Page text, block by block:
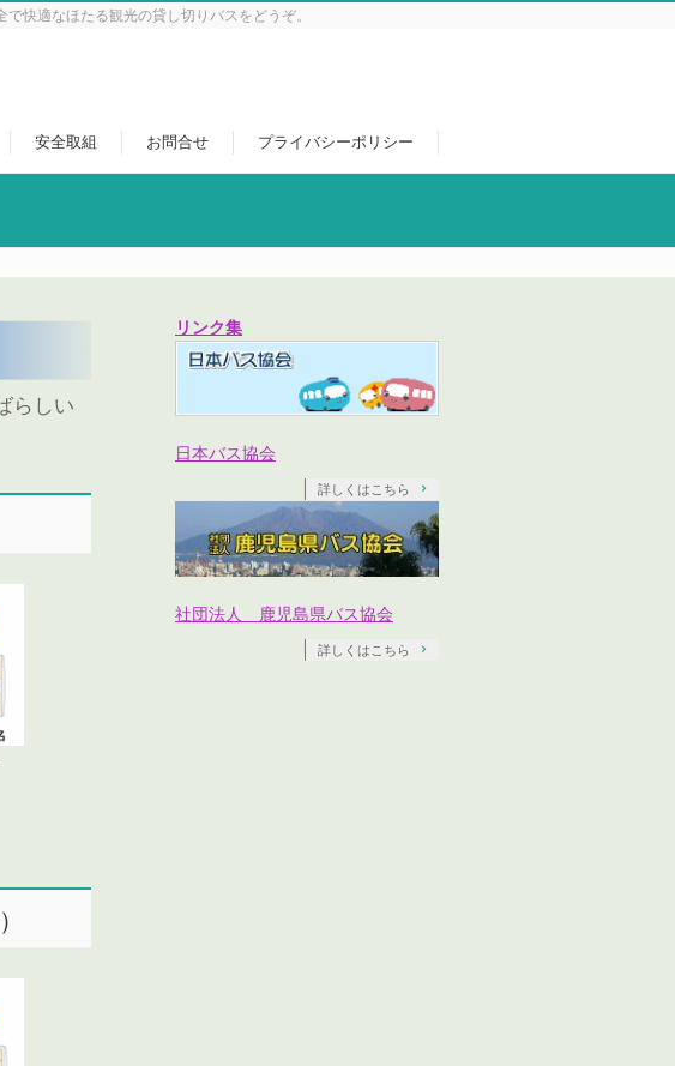
快適なほたる観光の貸し切りバスをどうぞ。
安全取組 お問合せ プライバシーポリシー
らしい
リンク集
日本バス協会
詳しくはこちら
社団法人 鹿児島県バス協会
詳しくはこちら